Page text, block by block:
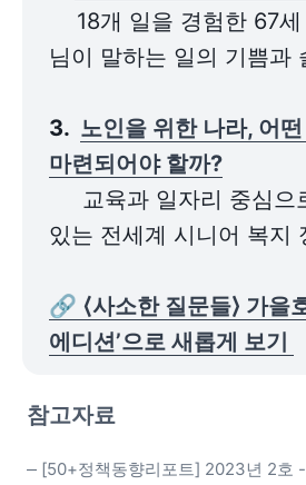
18개 일을 경험한 67
3. 노인을 위한 나라, 어
마련되어야 할까?
있는 전세계 시니어 복지
🔗 ⟨사소한 질문들⟩ 가을
에디션’으로 새롭게 보기
참고자료
⎼ [50+정책동향리포트] 2023년 2호